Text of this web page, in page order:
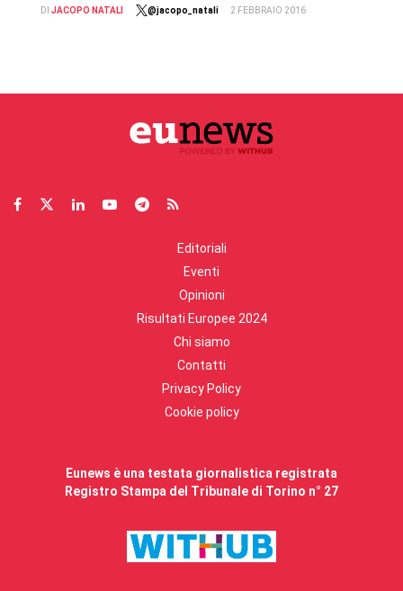
DI JACOPO NATALI @jacopo_natali 2 FEBBRAIO 2016
Editoriali
Eventi
Opinioni
Risultati Europee 2024
Chi siamo
Contatti
Privacy Policy
Cookie policy
Eunews è una testata giornalistica registrata
Registro Stampa del Tribunale di Torino n° 27